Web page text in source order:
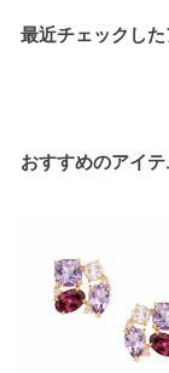
最近チェックし
おすすめのアイテ